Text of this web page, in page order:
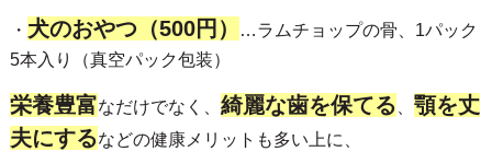
・ 犬のおやつ（500円）
…ラムチョップの骨、1パック
5本入り（真空パック包装）
栄養豊富なだけでなく、 綺麗な歯を保てる
顎を丈
夫にするなどの健康メリットも多い上に、